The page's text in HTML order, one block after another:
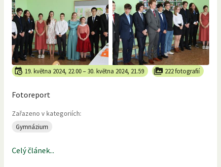
19. května 2024, 22.00– 30. května 2024, 21.59 222 fotografií
Fotoreport
Zařazeno v kategoriích:
Gymnázium
Celý článek...